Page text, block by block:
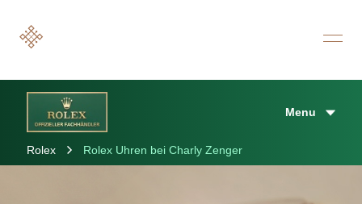
Menu
Rolex Rolex Uhren bei Charly Zenger